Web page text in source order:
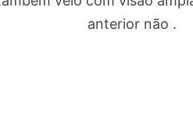
anterior não .